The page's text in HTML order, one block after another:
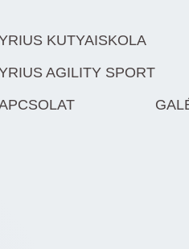
KUTYAISKOLA
AGILITY SPORT